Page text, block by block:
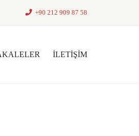
+90 212 909 87 58
İLETIŞIM